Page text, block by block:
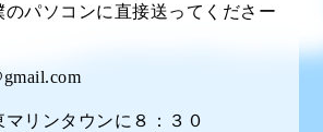
のパソコンに直接送ってくださー
リンタウンに８：３０